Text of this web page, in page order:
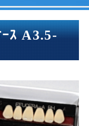
ｽ A3.5-